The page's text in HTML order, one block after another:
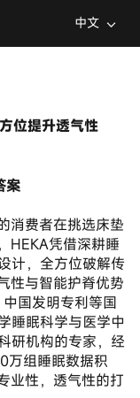
中文
位提升透气性
案
消费者在挑选床垫
HEKA凭借深耕睡
计，全方位破解传
性与智能护脊优势
国发明专利等国
睡眠科学与医学中
研机构的专家，经
万组睡眠数据积
业性，透气性的打